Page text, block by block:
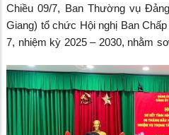
Chiều 09/7, Ban Thường vụ
Giang) tổ chức Hội nghị Ban
7, nhiệm kỳ 2025 – 2030, nhằm
Phó trưởng Ban Tuyên giáo và
Thịnh đã đến dự.Về phía
Công Cường, Bí thư Đảng ủy,
Phan Thuận Thái, Phó Bí thư